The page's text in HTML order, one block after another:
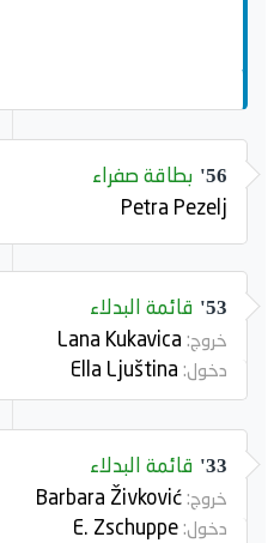
56' بطاقة صفراء
Petra Pezelj
53' قائمة البدلاء
خروج:
دخول:
33' قائمة البدلاء
خروج:
دخول: